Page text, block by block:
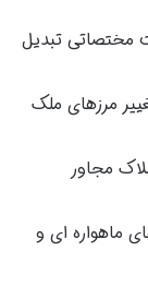
مختصاتی تبدیل
مرزهای ملک
مجاور
ماهواره ای و